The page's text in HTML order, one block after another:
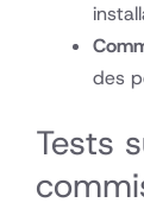
des
Tests